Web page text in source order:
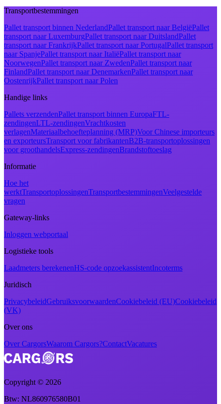
Transportbestemmingen
Pallet transport binnen NederlandPallet transport naar BelgiëPallet
transport naar LuxemburgPallet transport naar DuitslandPallet
transport naar FrankrijkPallet transport naar PortugalPallet transport
naar SpanjePallet transport naar ItaliëPallet transport naar
NoorwegenPallet transport naar ZwedenPallet transport naar
FinlandPallet transport naar DenemarkenPallet transport naar
OostenrijkPallet transport naar Polen
Handige links
Pallets verzendenPallet transport binnen EuropaFTL-
zendingenLTL-zendingenVrachtkosten
verlagenMateriaalbehoefteplanning (MRP)Voor Chinese importeurs
en exporteursTransport voor fabrikantenB2B-transportoplossingen
voor groothandelsExpress-zendingenBrandstoftoeslag
Informatie
Hoe het
werktTransportoplossingenTransportbestemmingenVeelgestelde
vragen
Gateway-links
Inloggen webportaal
Logistieke tools
Laadmeters berekenenHS-code opzoekassistentIncoterms
Juridisch
PrivacybeleidGebruiksvoorwaardenCookiebeleid (EU)Cookiebeleid
(VK)
Over ons
Over CargorsWaarom Cargors?ContactVacatures
Copyright © 2026
Btw: NL860976580B01